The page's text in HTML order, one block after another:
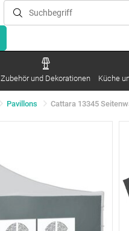
Zubehör und Dekorationen Küche
Pavillons Cattara 13345